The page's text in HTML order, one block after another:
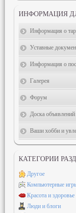
ИНФОРМАЦИЯ
Информация о
Уставные
Информация о
Галерея
Форум
Доска объявлений
Ваши хобби и
КАТЕГОРИИ
Другое
Компьютерные
Красота и здоровье
Люди и блоги